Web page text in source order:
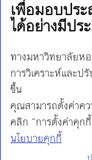
โทร:
02-697-6000
เวลาทำการ:
8.30 - 17.00
Find us on:
Facebook
Twitter
นโยบายการคุ้มครองข้